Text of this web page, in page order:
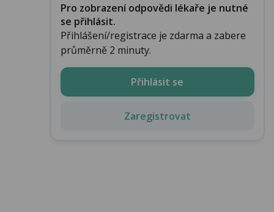
Pro zobrazení odpovědi lékaře je nutné
se přihlásit.
Přihlášení/registrace je zdarma a zabere
průměrně 2 minuty.
Přihlásit se
Zaregistrovat